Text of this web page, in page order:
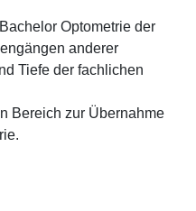
Optometrie der
anderer
Tiefe der fachlichen
Bereich zur Übernahme